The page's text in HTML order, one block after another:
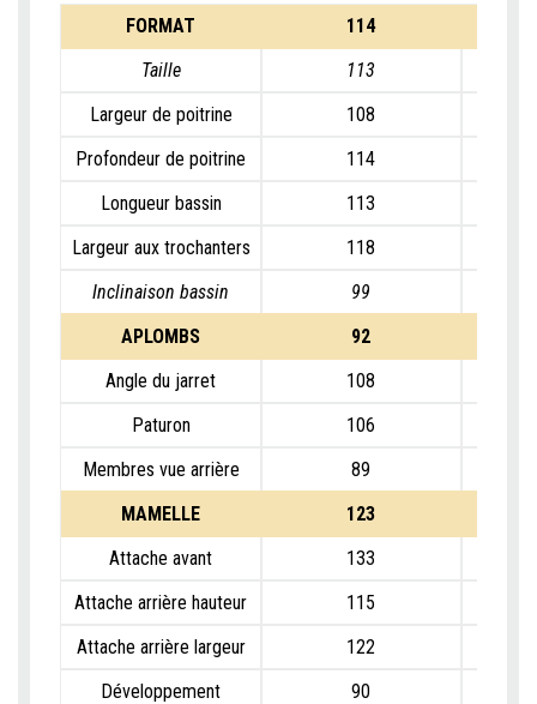
FORMAT
114
Taille
113
Largeur de poitrine
108
Profondeur de poitrine
114
Longueur bassin
113
Largeur aux trochanters
118
Inclinaison bassin
99
APLOMBS
92
Angle du jarret
108
Paturon
106
Membres vue arrière
89
MAMELLE
123
Attache avant
133
Attache arrière hauteur
115
Attache arrière largeur
122
Développement
90